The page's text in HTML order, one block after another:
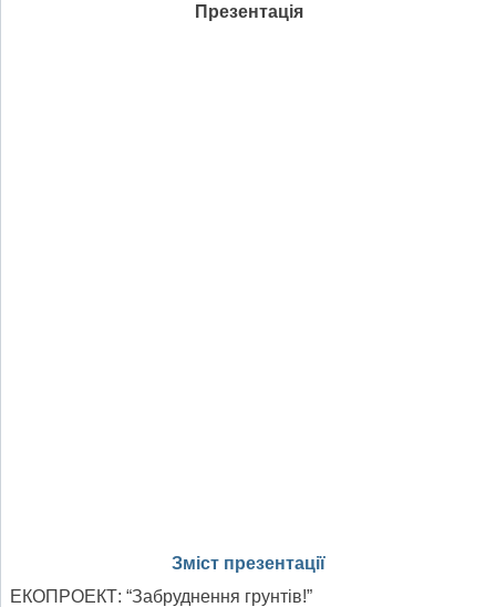
Презентація
Зміст презентації
ЕКОПРОЕКТ: “Забруднення грунтів!”